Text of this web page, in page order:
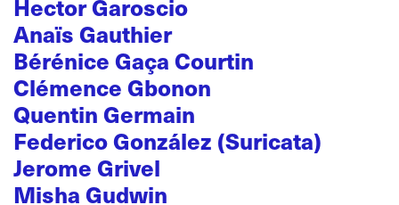
Hector Garoscio
Anaïs Gauthier
Bérénice Gaça Courtin
Clémence Gbonon
Quentin Germain
Federico González (Suricata)
Jerome Grivel
Misha Gudwin